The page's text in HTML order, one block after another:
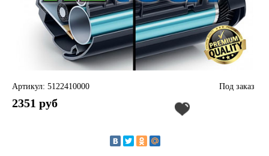
Артикул: 5122410000 Под заказ
2351 руб